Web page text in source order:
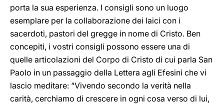
porta la sua esperienza. I consigli sono un luogo
esemplare per la collaborazione dei laici con i
sacerdoti, pastori del gregge in nome di Cristo. Ben
concepiti, i vostri consigli possono essere una di
quelle articolazioni del Corpo di Cristo di cui parla San
Paolo in un passaggio della Lettera agli Efesini che vi
lascio meditare: “Vivendo secondo la verità nella
carità, cerchiamo di crescere in ogni cosa verso di lui,